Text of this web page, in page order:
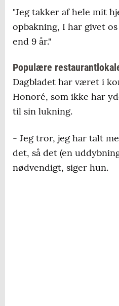
"Jeg takker af hele mit
opbakning, I har givet
end 9 år."
Populære
Dagbladet har været i
Honoré, som ikke har
til sin lukning.
- Jeg tror, jeg har talt
det, så det (en
nødvendigt, siger hun.